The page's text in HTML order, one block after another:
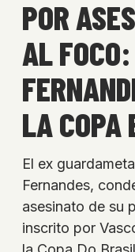
POR
AL
LA COPA
El ex
Fernandes,
asesinato de su
inscrito por